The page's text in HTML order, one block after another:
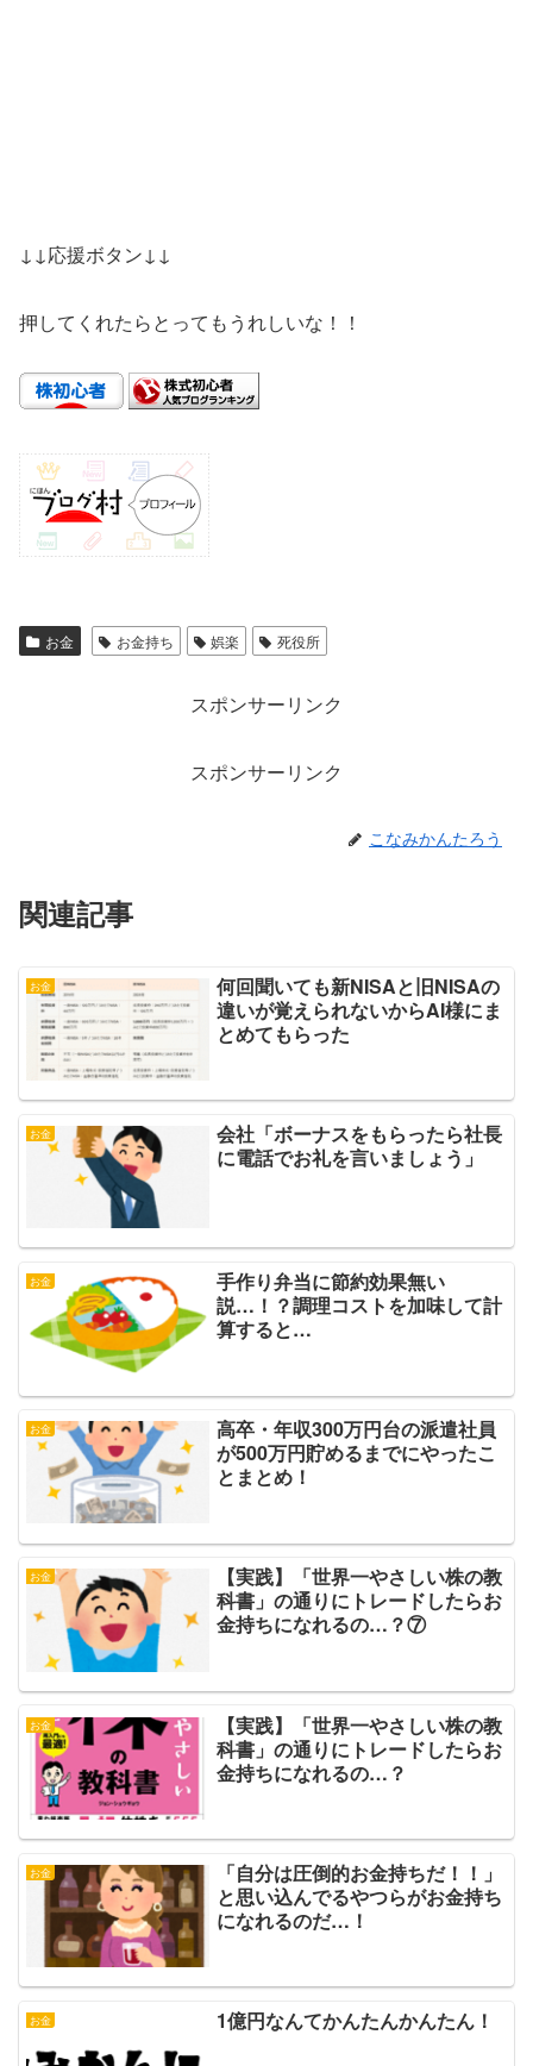
↓↓応援ボタン↓↓
押してくれたらとってもうれしいな！！
お金 お金持ち 娯楽 死役所
スポンサーリンク
スポンサーリンク
こなみかんたろう
関連記事
お金
何回聞いても新NISAと旧NISAの
違いが覚えられないからAI様にま
とめてもらった
お金
会社「ボーナスをもらったら社長
に電話でお礼を言いましょう」
お金
手作り弁当に節約効果無い
説…！？調理コストを加味して計
算すると…
お金
高卒・年収300万円台の派遣社員
が500万円貯めるまでにやったこ
とまとめ！
お金
【実践】「世界一やさしい株の教
科書」の通りにトレードしたらお
金持ちになれるの…？⑦
お金
【実践】「世界一やさしい株の教
科書」の通りにトレードしたらお
金持ちになれるの…？
お金
「自分は圧倒的お金持ちだ！！」
と思い込んでるやつらがお金持ち
になれるのだ…！
お金 1億円なんてかんたんかんたん！